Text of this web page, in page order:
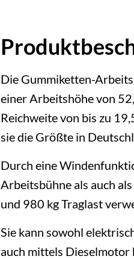
Die Gummiketten-
einer Arbeitshöhe von
Reichweite von bis zu
sie die Größte in
Durch eine
Arbeitsbühne als auch
und 980 kg Traglast
Sie kann sowohl
auch mittels Dieselmotor